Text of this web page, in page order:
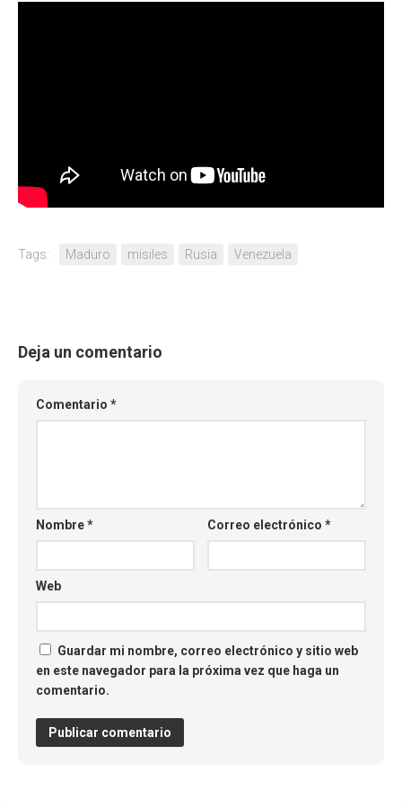
Tags: Maduro misiles Rusia Venezuela
Deja un comentario
Comentario *
Nombre* Correo electrónico*
Web
Guardar mi nombre, correo electrónico y sitio web
en este navegador para la próxima vez que haga un
comentario.